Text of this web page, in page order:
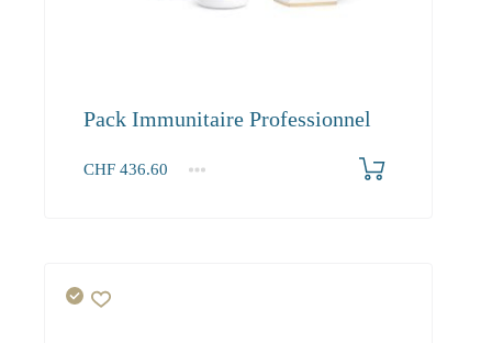
Pack Immunitaire Professionnel
CHF 436.60
1+